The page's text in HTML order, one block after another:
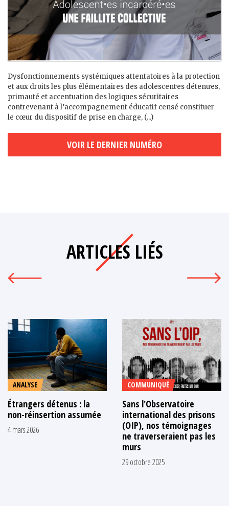
Dysfonctionnements systémiques attentatoires à la protection
et aux droits les plus élémentaires des adolescent·es détenu·es,
primauté et accentuation des logiques sécuritaires
contrevenant à l’accompagnement éducatif censé constituer
le cœur du dispositif de prise en charge, (...)
VOIR LE DERNIER NUMÉRO
ARTICLES LIÉS
ANALYSE
Étrangers détenus : la
non-réinsertion assumée
4 mars 2026
COMMUNIQUÉ
Sans l'Observatoire
international des prisons
(OIP), nos témoignages
ne traverseraient pas les
murs
29 octobre 2025